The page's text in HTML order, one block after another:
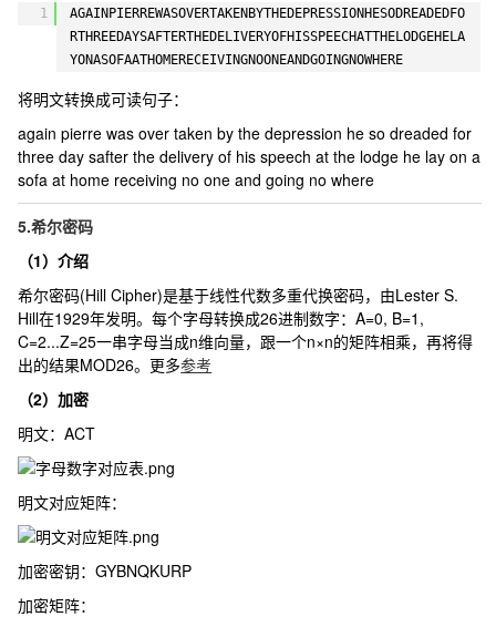
1
AGAINPIERREWASOVERTAKENBYTHEDEPRESSIONHESODREADEDFO
RTHREEDAYSAFTERTHEDELIVERYOFHISSPEECHATTHELODGEHELA
YONASOFAATHOMERECEIVINGNOONEANDGOINGNOWHERE
将明文转换成可读句子：
again pierre was over taken by the depression he so dreaded for
three day safter the delivery of his speech at the lodge he lay on a
sofa at home receiving no one and going no where
5.希尔密码
（1）介绍
希尔密码(Hill Cipher)是基于线性代数多重代换密码，由Lester S.
Hill在1929年发明。每个字母转换成26进制数字：A=0, B=1,
C=2...Z=25一串字母当成n维向量，跟一个n×n的矩阵相乘，再将得
出的结果MOD26。更多参考
（2）加密
明文：ACT
明文对应矩阵：
加密密钥：GYBNQKURP
加密矩阵：